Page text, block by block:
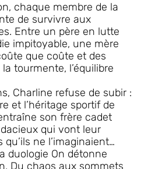
chaque membre de la
de survivre aux
Entre un père en lutte
impitoyable, une mère
que coûte et des
tourmente, l’équilibre
Charline refuse de subir :
et l’héritage sportif de
son frère cadet
qui vont leur
ne l’imaginaient…
duologie On détonne
, Du chaos aux sommets